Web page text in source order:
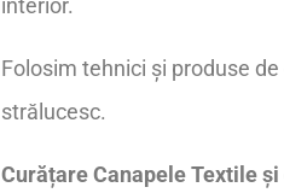
Folosim tehnici și produse
strălucesc.
Curățare Canapele Textile